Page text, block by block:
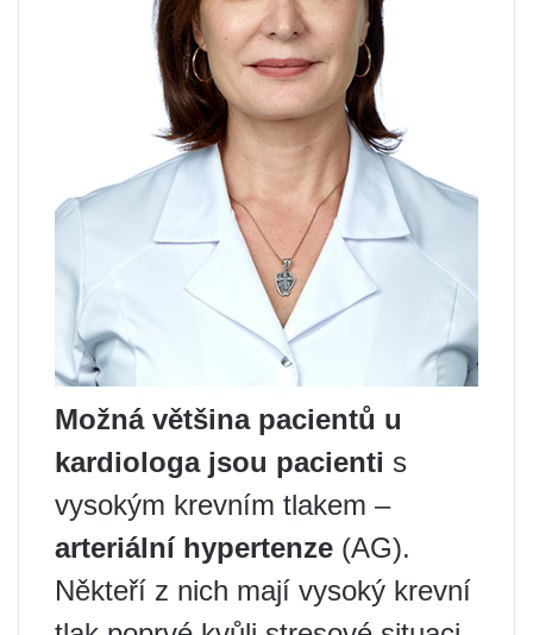
Možná většina pacientů u
kardiologa jsou pacienti s
vysokým krevním tlakem –
arteriální hypertenze (AG).
Někteří z nich mají vysoký krevní